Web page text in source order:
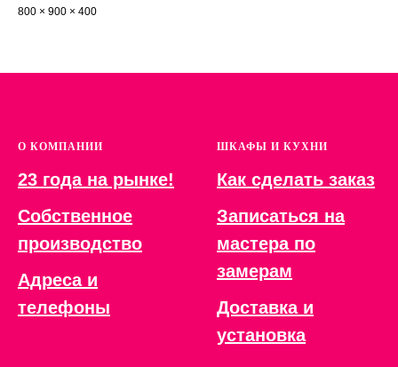
800 × 900 × 400
О КОМПАНИИ
23 года на рынке!
Собственное
производство
Адреса и
телефоны
ШКАФЫ И КУХНИ
Как сделать заказ
Записаться на
мастера по
замерам
Доставка и
установка